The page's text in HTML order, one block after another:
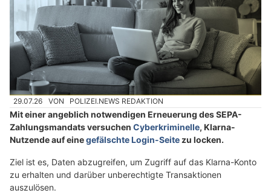
29.07.26 VON POLIZEI.NEWS REDAKTION
Mit einer angeblich notwendigen Erneuerung des SEPA-
Zahlungsmandats versuchen Cyberkriminelle, Klarna-
Nutzende auf einegefälschte Login-Seite zu locken.
Ziel ist es, Daten abzugreifen, um Zugriff auf das Klarna-Konto
zu erhalten und darüber unberechtigte Transaktionen
auszulösen.